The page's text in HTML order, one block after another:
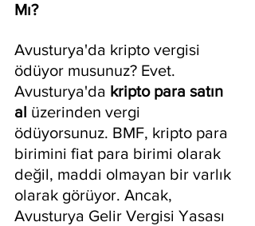
Mı?
Avusturya'da kripto vergisi
ödüyor musunuz? Evet.
Avusturya'da kripto para satın
al üzerinden vergi
ödüyorsunuz. BMF, kripto para
birimini fiat para birimi olarak
değil, maddi olmayan bir varlık
olarak görüyor. Ancak,
Avusturya Gelir Vergisi Yasası